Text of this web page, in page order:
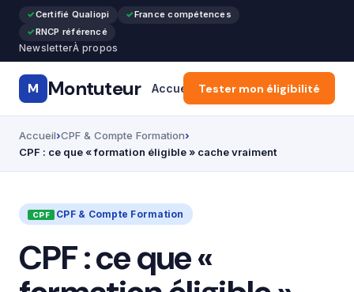
Certifié Qualiopi
France compétences
RNCP référencé
NewsletterÀ propos
M Montuteur Accueil Formation Pro & Cours
Tester mon éligibilité
Accueil CPF & Compte Formation
CPF : ce que « formation éligible » cache vraiment
CPF & Compte Formation
CPF : ce que «